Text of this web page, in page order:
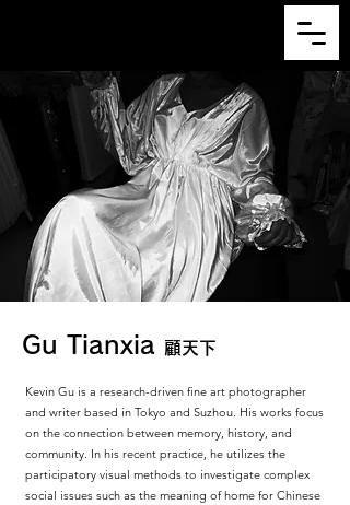
Gu Tianxia 顧天下
Kevin Gu is a research-driven fine art photographer
and writer based in Tokyo and Suzhou. His works focus
on the connection between memory, history, and
community. In his recent practice, he utilizes the
participatory visual methods to investigate complex
social issues such as the meaning of home for Chinese